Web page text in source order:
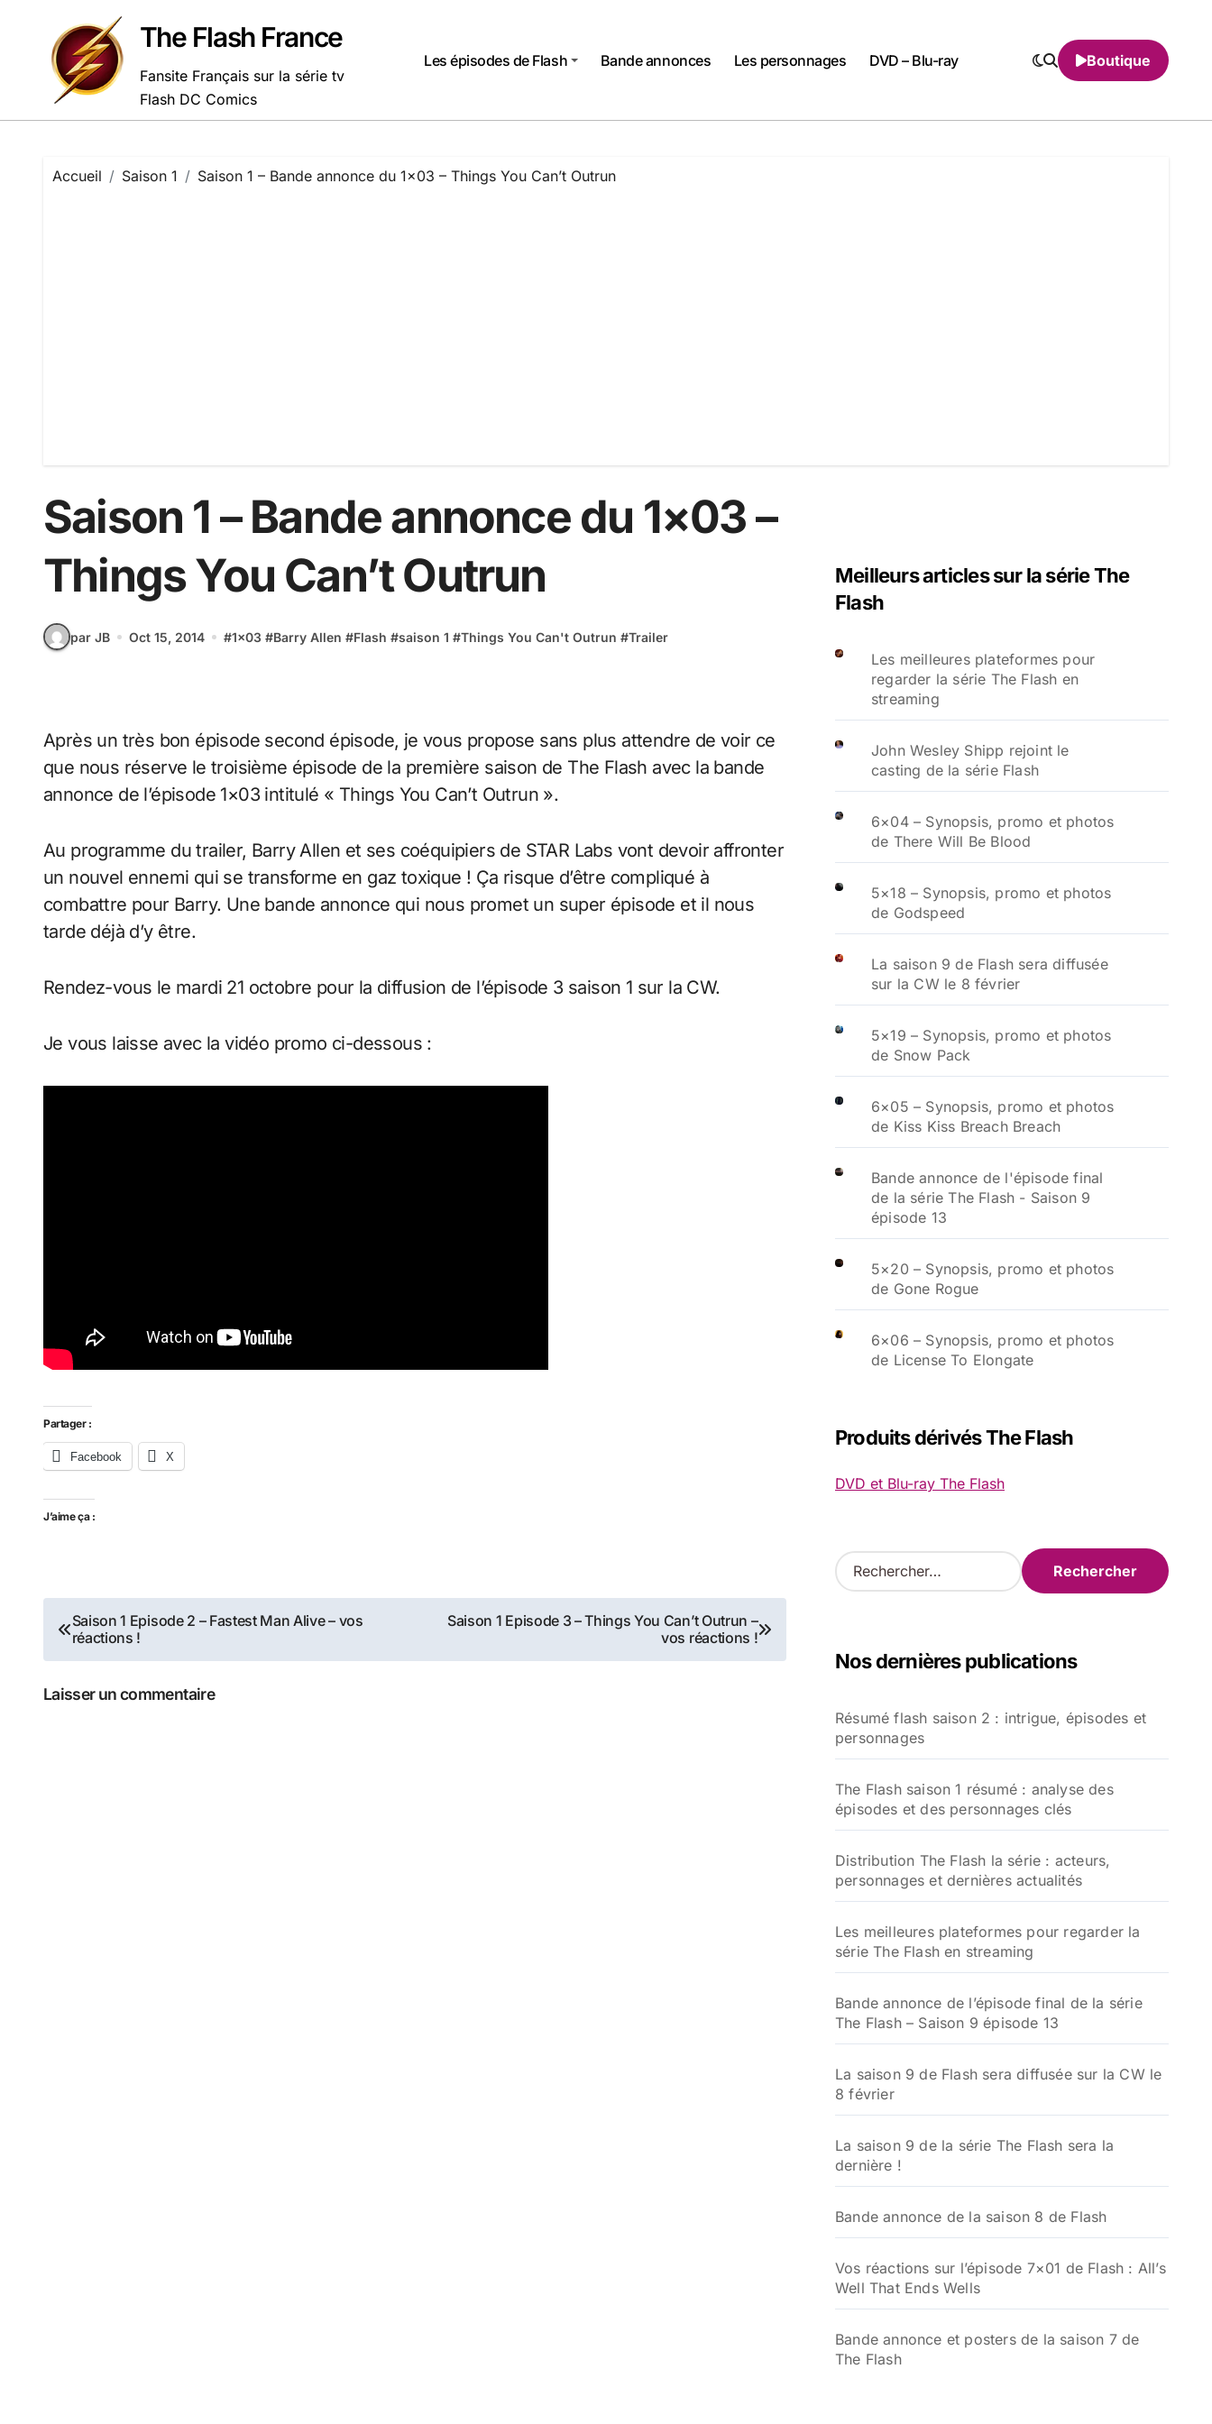
contenu
The Flash France
Fansite Français sur la série tv
Flash DC Comics
Les épisodes de Flash Bande annonces Les personnages DVD – Blu-ray Boutique
Accueil Saison 1 Saison 1 – Bande annonce du 1×03 – Things You Can’t Outrun
Saison 1 – Bande annonce du 1×03 –
Things You Can’t Outrun
par JB Oct 15, 2014 #1x03 #Barry Allen #Flash #saison 1 #Things You Can't Outrun #Trailer
Après un très bon épisode second épisode, je vous propose sans plus attendre de voir ce
que nous réserve le troisième épisode de la première saison de The Flash avec la bande
annonce de l’épisode 1×03 intitulé « Things You Can’t Outrun ».
Au programme du trailer, Barry Allen et ses coéquipiers de STAR Labs vont devoir affronter
un nouvel ennemi qui se transforme en gaz toxique ! Ça risque d’être compliqué à
combattre pour Barry. Une bande annonce qui nous promet un super épisode et il nous
tarde déjà d’y être.
Rendez-vous le mardi 21 octobre pour la diffusion de l’épisode 3 saison 1 sur la CW.
Je vous laisse avec la vidéo promo ci-dessous :
Partager :
Facebook X
J’aime ça :
Navigation
de
l’article
Saison 1 Episode 2 – Fastest Man Alive – vos
réactions !
Saison 1 Episode 3 – Things You Can’t Outrun –
vos réactions !
Laisser un commentaire
Meilleurs articles sur la série The
Flash
Les meilleures plateformes pour
regarder la série The Flash en
streaming
John Wesley Shipp rejoint le
casting de la série Flash
6×04 – Synopsis, promo et photos
de There Will Be Blood
5×18 – Synopsis, promo et photos
de Godspeed
La saison 9 de Flash sera diffusée
sur la CW le 8 février
5×19 – Synopsis, promo et photos
de Snow Pack
6×05 – Synopsis, promo et photos
de Kiss Kiss Breach Breach
Bande annonce de l'épisode final
de la série The Flash - Saison 9
épisode 13
5×20 – Synopsis, promo et photos
de Gone Rogue
6×06 – Synopsis, promo et photos
de License To Elongate
Produits dérivés The Flash
DVD et Blu-ray The Flash
R
e
r
e
r
Nos dernières publications
Résumé flash saison 2 : intrigue, épisodes et
personnages
The Flash saison 1 résumé : analyse des
épisodes et des personnages clés
Distribution The Flash la série : acteurs,
personnages et dernières actualités
Les meilleures plateformes pour regarder la
série The Flash en streaming
Bande annonce de l’épisode final de la série
The Flash – Saison 9 épisode 13
La saison 9 de Flash sera diffusée sur la CW le
8 février
La saison 9 de la série The Flash sera la
dernière !
Bande annonce de la saison 8 de Flash
Vos réactions sur l’épisode 7×01 de Flash : All’s
Well That Ends Wells
Bande annonce et posters de la saison 7 de
The Flash